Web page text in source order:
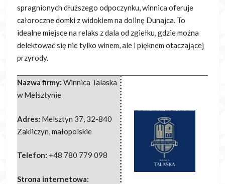
spragnionych dłuższego odpoczynku, winnica oferuje
całoroczne domki z widokiem na dolinę Dunajca. To
idealne miejsce na relaks z dala od zgiełku, gdzie można
delektować się nie tylko winem, ale i pięknem otaczającej
przyrody.
Nazwa firmy: Winnica Talaska
w Melsztynie
Adres: Melsztyn 37, 32-840
Zakliczyn,małopolskie
Telefon: +48 780 779 098
Strona internetowa: